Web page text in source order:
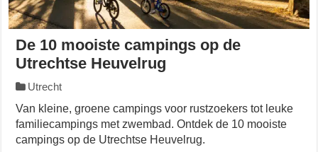
De 10 mooiste campings op de
Utrechtse Heuvelrug
Utrecht
Van kleine, groene campings voor rustzoekers tot leuke
familiecampings met zwembad. Ontdek de 10 mooiste
campings op de Utrechtse Heuvelrug.